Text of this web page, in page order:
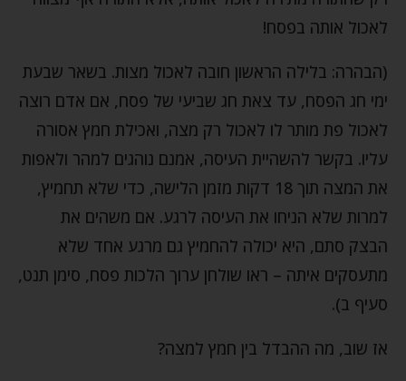
לאכול אותה בפסח!
(הבהרה: בלילה הראשון חובה לאכול מצות. בשאר שבעת
ימי חג הפסח, עד צאת חג שביעי של פסח, אם אדם רוצה
לאכול פת מותר לו לאכול רק מצה, ואכילת חמץ אסורה
עליו. בקשר להשהיית העיסה, אמנם נוהגים למהר ולאפות
את המצה תוך 18 דקות מזמן הלישה, כדי שלא תחמיץ,
למרות שלא הניחו את העיסה לרגע. אם משהים את
הבצק סתם, היא יכולה להחמיץ גם מרגע אחד שלא
מתעסקים איתה – ראו שולחן ערוך הלכות פסח, סימן תנט,
סעיף ב).
אז שוב, מה ההבדל בין חמץ למצה?